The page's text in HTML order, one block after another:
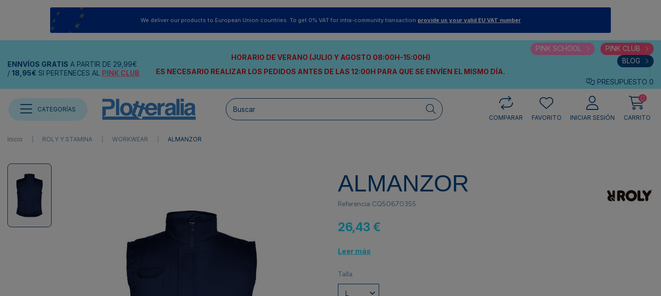
We deliver our products to European Union countries. To get 0% VAT for intra-community transaction provide us your valid EU VAT number
ENNVÍOS GRATIS A PARTIR DE 29,99€
/ 18,95€ SI PERTENECES AL PINK CLUB
HORARIO DE VERANO (JULIO Y AGOSTO 08:00H-15:00H)
ES NECESARIO REALIZAR LOS PEDIDOS ANTES DE LAS 12:00H PARA QUE SE ENVÍEN EL MISMO DÍA.
PINK SCHOOL
PINK CLUB
BLOG
PRESUPUESTO 0
CATEGORÍAS
COMPARAR
FAVORITO INICIAR SESIÓN
0
CARRITO
Inicio ROLY Y STAMINA WORKWEAR ALMANZOR
ALMANZOR
Referencia CQ50670355
26,43 €
Leer más
Talla